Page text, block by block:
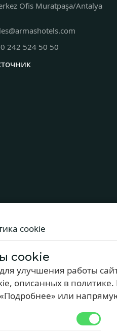
Ofis Muratpaşa/Antalya
242 524 50 50
cookie
cookie
улучшения работы
описанных в
или